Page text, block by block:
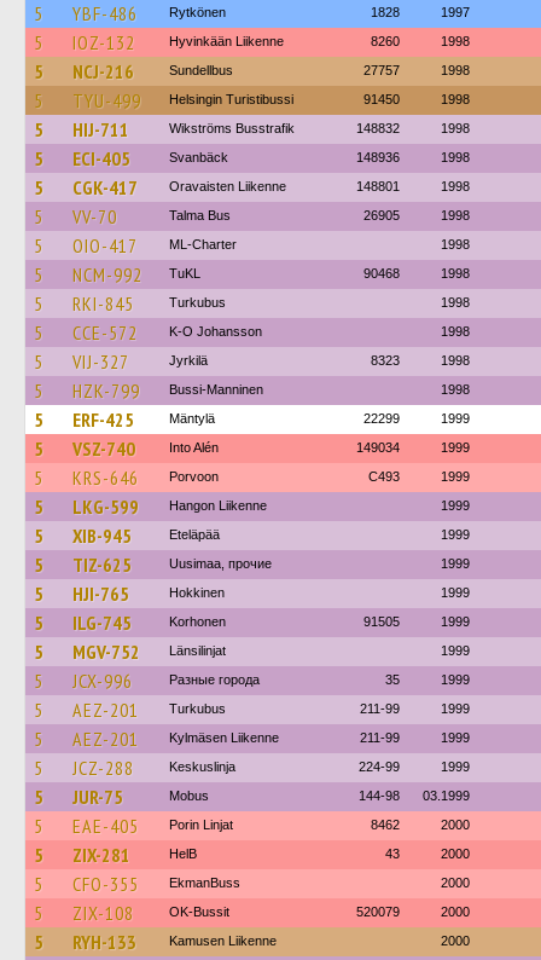
5 YBF-486 Rytkönen 1828 1997
5 IOZ-132 Hyvinkään Liikenne 8260 1998
5 NCJ-216 Sundellbus 27757 1998
5 TYU-499 Helsingin Turistibussi 91450 1998
5 HIJ-711 Wikströms Busstrafik 148832 1998
5 ECI-405 Svanbäck 148936 1998
5 CGK-417 Oravaisten Liikenne 148801 1998
5 VV-70 Talma Bus 26905 1998
5 OIO-417 ML-Charter 1998
5 NCM-992 TuKL 90468 1998
5 RKI-845 Turkubus 1998
5 CCE-572 K-O Johansson 1998
5 VIJ-327 Jyrkilä 8323 1998
5 HZK-799 Bussi-Manninen 1998
5 ERF-425 Mäntylä 22299 1999
5 VSZ-740 Into Alén 149034 1999
5 KRS-646 Porvoon C493 1999
5 LKG-599 Hangon Liikenne 1999
5 XIB-945 Eteläpää 1999
5 TIZ-625 Uusimaa, прочие 1999
5 HJI-765 Hokkinen 1999
5 ILG-745 Korhonen 91505 1999
5 MGV-752 Länsilinjat 1999
5 JCX-996 Разные города 35 1999
5 AEZ-201 Turkubus 211-99 1999
5 AEZ-201 Kylmäsen Liikenne 211-99 1999
5 JCZ-288 Keskuslinja 224-99 1999
5 JUR-75 Mobus 144-98 03.1999
5 EAE-405 Porin Linjat 8462 2000
5 ZIX-281 HelB 43 2000
5 CFO-355 EkmanBuss 2000
5 ZIX-108 OK-Bussit 520079 2000
5 RYH-133 Kamusen Liikenne 2000